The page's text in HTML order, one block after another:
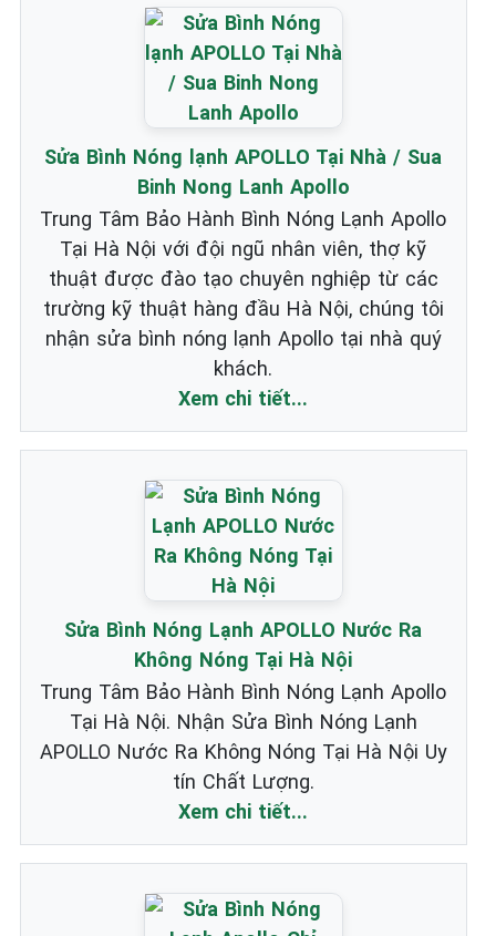
Sửa Bình Nóng lạnh APOLLO Tại Nhà / Sua
Binh Nong Lanh Apollo
Trung Tâm Bảo Hành Bình Nóng Lạnh Apollo
Tại Hà Nội với đội ngũ nhân viên, thợ kỹ
thuật được đào tạo chuyên nghiệp từ các
trường kỹ thuật hàng đầu Hà Nội, chúng tôi
nhận sửa bình nóng lạnh Apollo tại nhà quý
khách.
Xem chi tiết...
Sửa Bình Nóng Lạnh APOLLO Nước Ra
Không Nóng Tại Hà Nội
Trung Tâm Bảo Hành Bình Nóng Lạnh Apollo
Tại Hà Nội. Nhận Sửa Bình Nóng Lạnh
APOLLO Nước Ra Không Nóng Tại Hà Nội Uy
tín Chất Lượng.
Xem chi tiết...